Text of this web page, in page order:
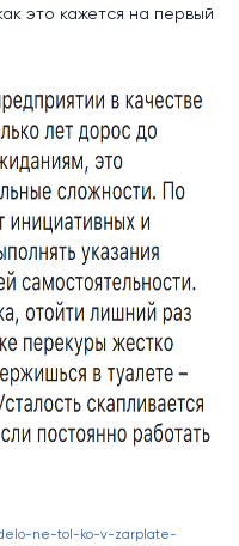
это кажется на первый
ne-tol-ko-v-zarplate-